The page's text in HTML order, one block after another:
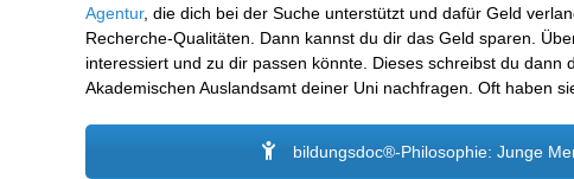
Agentur, die dich bei der Suche unterstützt und dafür Geld
Recherche-Qualitäten. Dann kannst du dir das Geld sparen.
interessiert und zu dir passen könnte. Dieses schreibst du dann
Akademischen Auslandsamt deiner Uni nachfragen. Oft haben
bildungsdoc®-Philosophie: Junge